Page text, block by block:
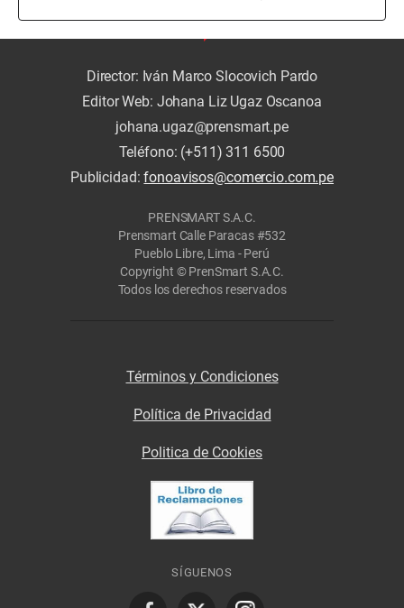
Director: Iván Marco Slocovich Pardo
Editor Web: Johana Liz Ugaz Oscanoa
johana.ugaz@prensmart.pe
Teléfono: (+511) 311 6500
Publicidad:fonoavisos@comercio.com.pe
PRENSMART S.A.C.
Prensmart Calle Paracas #532
Pueblo Libre, Lima - Perú
Copyright © PrenSmart S.A.C.
Todos los derechos reservados
Términos y Condiciones
Política de Privacidad
Politica de Cookies
SÍGUENOS